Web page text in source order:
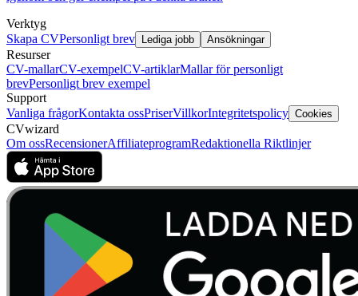
Verktyg
Skapa CVPersonligt brev Lediga jobb Ansökningar
Resurser
CV-mallarCV-exempelCV-artiklarMallar för personligt
brevPersonligt brev exempel
Support
Vanliga frågorKontakta ossPriserVillkorIntegritetspolicy Cookies
CVwizard
Om ossRecensionerAffiliateprogramRedaktionella Riktlinjer